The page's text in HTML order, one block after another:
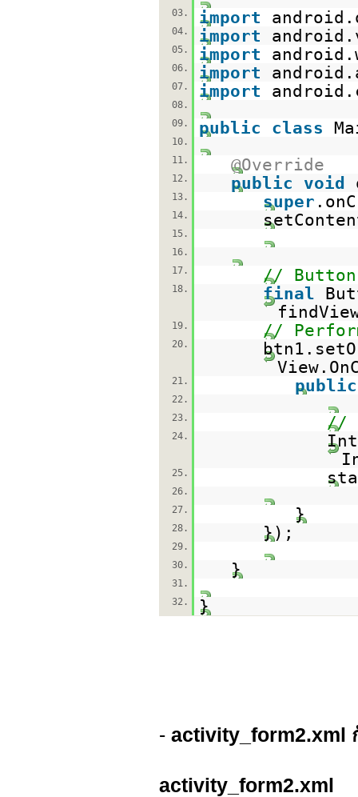
03. import
04. import
05. import
06. import
07. import
08.
09.
public class
10.
11.
@Override
12. public void
13. super
14.
15.
16.
17.
//
18. final
19. //
20.
21. public
22.
23.
//
24.
25.
26.
27.
}
28. });
29.
30.
}
31.
32.
}
- activity_form2.xml
activity_form2.xml